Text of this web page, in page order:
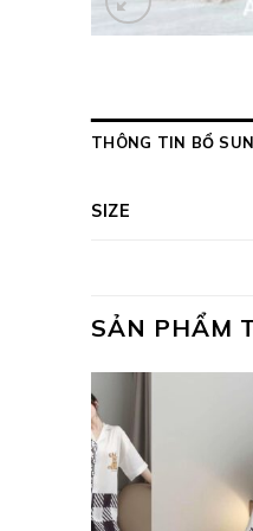
THÔNG TIN BỔ
SIZE
SẢN PHẨM